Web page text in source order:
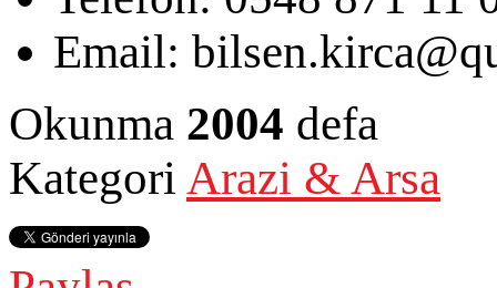
Email:
Okunma 2004 defa
Kategori Arazi & Arsa